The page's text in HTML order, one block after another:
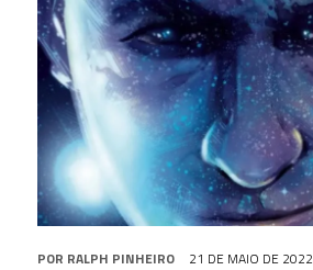
POR RALPH PINHEIRO 21 DE MAIO DE 2022